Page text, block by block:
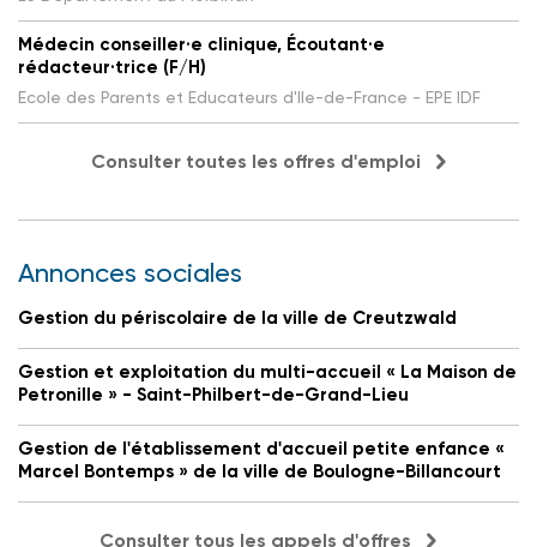
Médecin conseiller·e clinique, Écoutant·e
rédacteur·trice (F/H)
Ecole des Parents et Educateurs d'Ile-de-France - EPE IDF
Consulter toutes les offres d'emploi
Annonces sociales
Gestion du périscolaire de la ville de Creutzwald
Gestion et exploitation du multi-accueil « La Maison de
Petronille » - Saint-Philbert-de-Grand-Lieu
Gestion de l'établissement d'accueil petite enfance «
Marcel Bontemps » de la ville de Boulogne-Billancourt
Consulter tous les appels d'offres